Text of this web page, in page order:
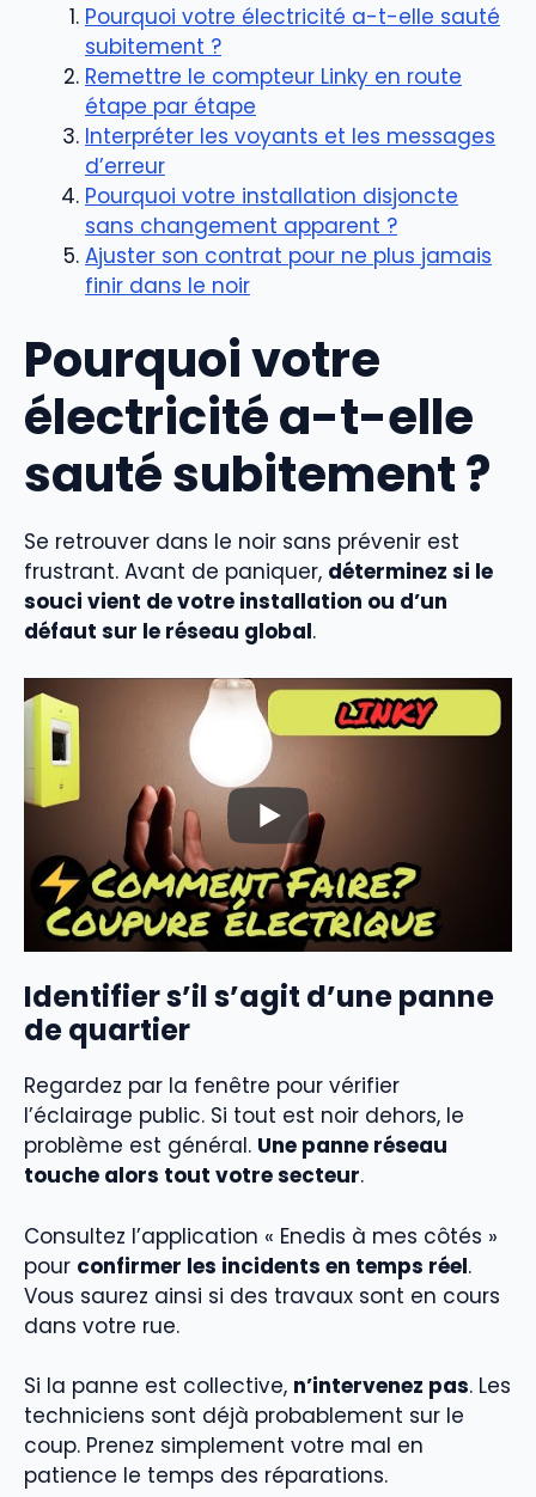
Pourquoi votre électricité a-t-elle sauté
subitement ?
Remettre le compteur Linky en route
étape par étape
Interpréter les voyants et les messages
d’erreur
Pourquoi votre installation disjoncte
sans changement apparent ?
Ajuster son contrat pour ne plus jamais
finir dans le noir
Pourquoi votre
électricité a-t-elle
sauté subitement ?
Se retrouver dans le noir sans prévenir est
frustrant. Avant de paniquer, déterminez si le
souci vient de votre installation ou d’un
défaut sur le réseau global.
Identifier s’il s’agit d’une panne
de quartier
Regardez par la fenêtre pour vérifier
l’éclairage public. Si tout est noir dehors, le
problème est général. Une panne réseau
touche alors tout votre secteur.
Consultez l’application « Enedis à mes côtés »
pour confirmer les incidents en temps réel.
Vous saurez ainsi si des travaux sont en cours
dans votre rue.
Si la panne est collective, n’intervenez pas. Les
techniciens sont déjà probablement sur le
coup. Prenez simplement votre mal en
patience le temps des réparations.